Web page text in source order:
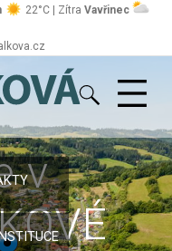
22°C | Zítra Vavřinec
v